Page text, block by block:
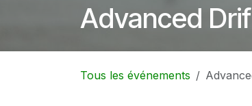
Advanced
Tous les événements